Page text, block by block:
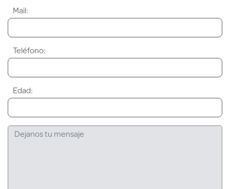
Mail:
Teléfono:
Edad: